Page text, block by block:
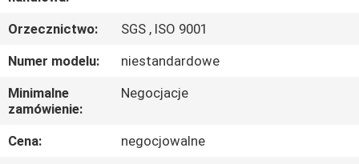
WYCIECZKA
PO
FABRYCE
KONTROLA
JAKOŚCI
Orzecznictwo:
SGS , ISO 9001
Numer modelu:
niestandardowe
Minimalne
zamówienie:
Negocjacje
Cena:
negocjowalne